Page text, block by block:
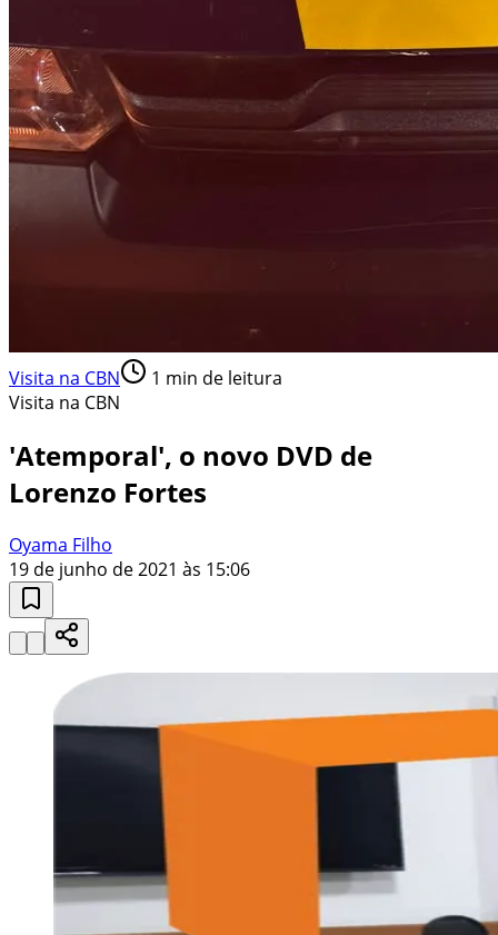
Visita na CBN 1 min de leitura
Visita na CBN
'Atemporal', o novo DVD de
Lorenzo Fortes
Oyama Filho
19 de junho de 2021 às 15:06